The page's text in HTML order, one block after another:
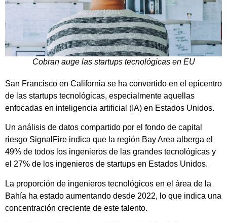
Cobran auge las startups tecnológicas en EU
San Francisco en California se ha convertido en el epicentro
de las startups tecnológicas, especialmente aquellas
enfocadas en inteligencia artificial (IA) en Estados Unidos.
Un análisis de datos compartido por el fondo de capital
riesgo SignalFire indica que la región Bay Area alberga el
49% de todos los ingenieros de las grandes tecnológicas y
el 27% de los ingenieros de startups en Estados Unidos.
La proporción de ingenieros tecnológicos en el área de la
Bahía ha estado aumentando desde 2022, lo que indica una
concentración creciente de este talento.